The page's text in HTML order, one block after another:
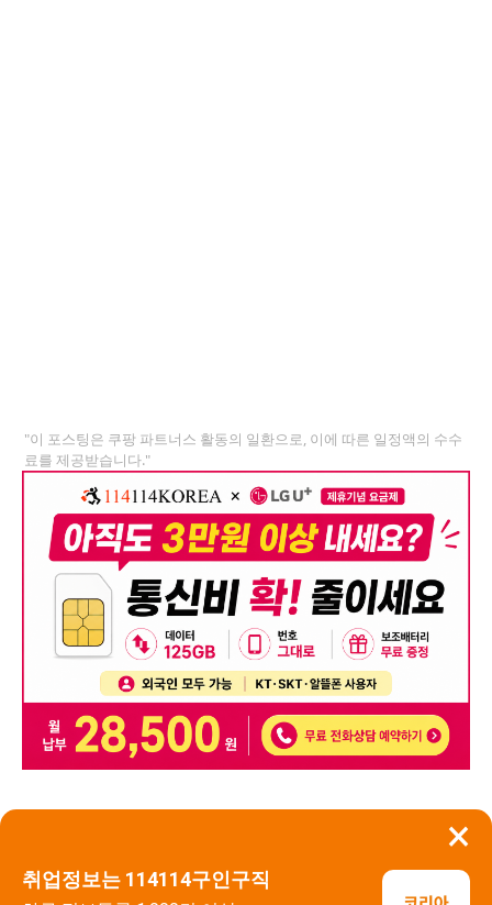
×
취업정보는 114114구인구직
"이 포스팅은 쿠팡 파트너스 활동의 일환으로, 이에 따른 일정액의 수수
료를 제공받습니다."